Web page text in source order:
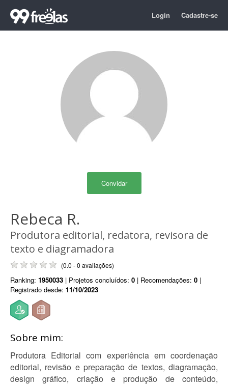
Login Cadastre-se
Convidar
Rebeca R.
Produtora editorial, redatora, revisora de
texto e diagramadora
(0.0 - 0 avaliações)
Ranking: 1950033 | Projetos concluídos: 0 | Recomendações: 0 |
Registrado desde: 11/10/2023
Sobre mim:
Produtora Editorial com experiência em coordenação
editorial, revisão e preparação de textos, diagramação,
design gráfico, criação e produção de conteúdo,